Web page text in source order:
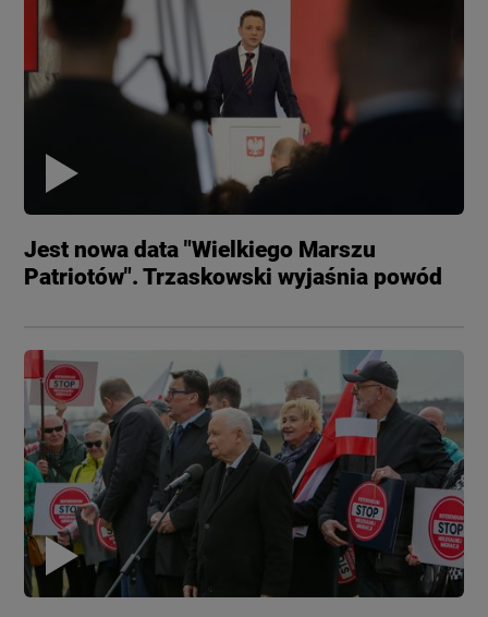
Jest nowa data "Wielkiego Marszu
Patriotów". Trzaskowski wyjaśnia powód